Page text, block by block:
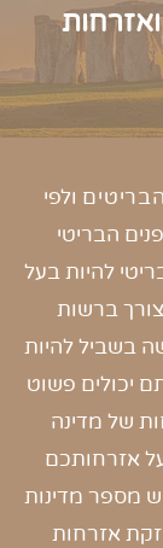
ולפי
הבריטי
להיות בעל
ברשות
בשביל להיות
יכולים פשוט
של מדינה
אזרחותכם
מספר מדינות
אזרחות